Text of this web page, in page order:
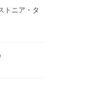
トニア・タ